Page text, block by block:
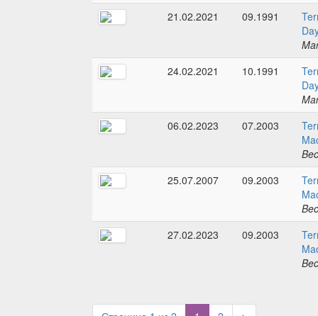
21.02.2021
09.1991
24.02.2021
10.1991
06.02.2023
07.2003
25.07.2007
09.2003
27.02.2023
09.2003